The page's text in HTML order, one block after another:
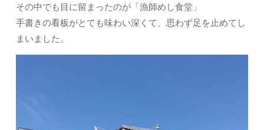
その中でも目に留まったのが「漁師めし食堂」
手書きの看板がとても味わい深くて、思わず足を止めてし
まいました。